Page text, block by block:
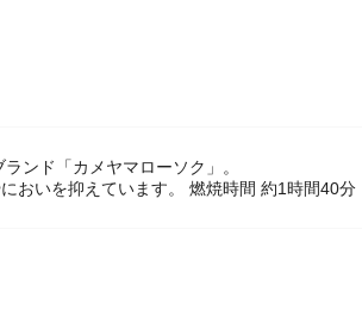
ンド「カメヤマローソク」。
おいを抑えています。 燃焼時間 約1時間40分